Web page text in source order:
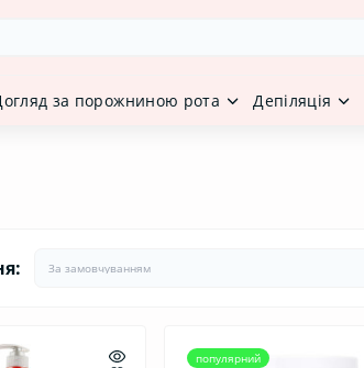
за порожниною рота Депіляція
популярний